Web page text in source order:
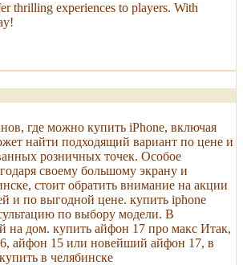
thrilling experiences to players. With
где можно купить iPhone, включая
найти подходящий вариант по цене и
розничных точек. Особое
своему большому экрану и
стоит обратить внимание на акции
и по выгодной цене. купить iphone
по выбору модели. В
на дом. купить айфон 17 про макс Итак,
айфон 15 или новейший айфон 17, в
в челябинске